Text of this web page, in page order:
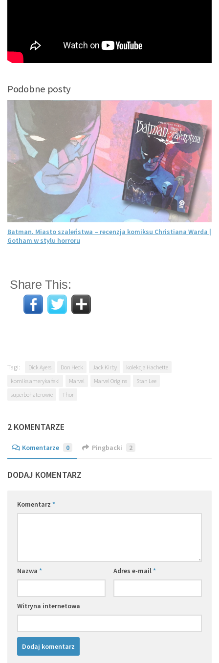
Podobne posty
Batman. Miasto szaleństwa – recenzja komiksu Christiana Warda |
Gotham w stylu horroru
Share This:
Tagi: Dick Ayers Don Heck Jack Kirby
kolekcja Hachette
komiks amerykański
Marvel Marvel Origins
Stan Lee
superbohaterowie
Thor
2 KOMENTARZE
Komentarze 0 Pingbacki 2
DODAJ KOMENTARZ
Komentarz *
Nazwa * Adres e-mail*
Witryna internetowa